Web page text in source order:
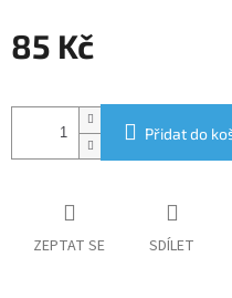
85 Kč
cena:
Přidat do
ZEPTAT SE SDÍLET